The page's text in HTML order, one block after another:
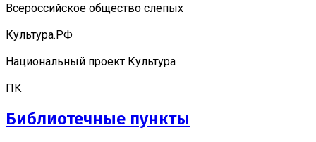
Всероссийское общество слепых
Культура.РФ
Национальный проект Культура
ПК
Библиотечные пункты